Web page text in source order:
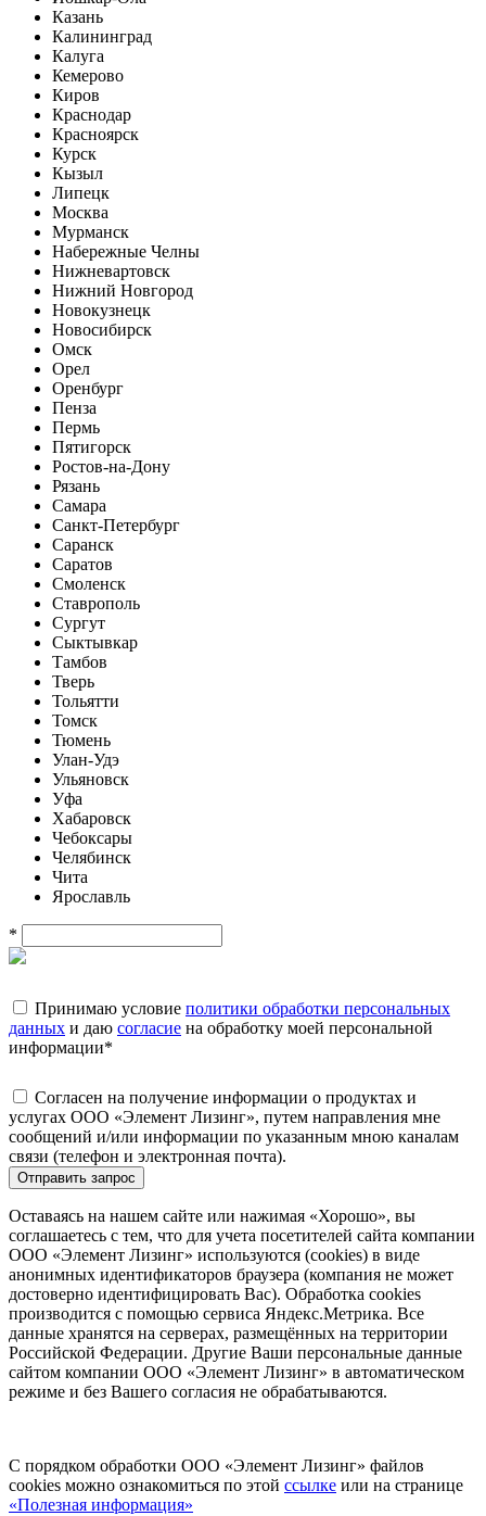
Казань
Калининград
Калуга
Кемерово
Киров
Краснодар
Красноярск
Курск
Кызыл
Липецк
Москва
Мурманск
Набережные Челны
Нижневартовск
Нижний Новгород
Новокузнецк
Новосибирск
Омск
Орел
Оренбург
Пенза
Пермь
Пятигорск
Ростов-на-Дону
Рязань
Самара
Санкт-Петербург
Саранск
Саратов
Смоленск
Ставрополь
Сургут
Сыктывкар
Тамбов
Тверь
Тольятти
Томск
Тюмень
Улан-Удэ
Ульяновск
Уфа
Хабаровск
Чебоксары
Челябинск
Чита
Ярославль
*
Принимаю условие политики обработки персональных
данных и даю согласие на обработку моей персональной
информации*
Согласен на получение информации о продуктах и
услугах ООО «Элемент Лизинг», путем направления мне
сообщений и/или информации по указанным мною каналам
связи (телефон и электронная почта).
Отправить запрос
Оставаясь на нашем сайте или нажимая «Хорошо», вы
соглашаетесь с тем, что для учета посетителей сайта компании
ООО «Элемент Лизинг» используются (cookies) в виде
анонимных идентификаторов браузера (компания не может
достоверно идентифицировать Вас). Обработка cookies
производится с помощью сервиса Яндекс.Метрика. Все
данные хранятся на серверах, размещённых на территории
Российской Федерации. Другие Ваши персональные данные
сайтом компании ООО «Элемент Лизинг» в автоматическом
режиме и без Вашего согласия не обрабатываются.
С порядком обработки ООО «Элемент Лизинг» файлов
cookies можно ознакомиться по этой ссылке или на странице
«Полезная информация»